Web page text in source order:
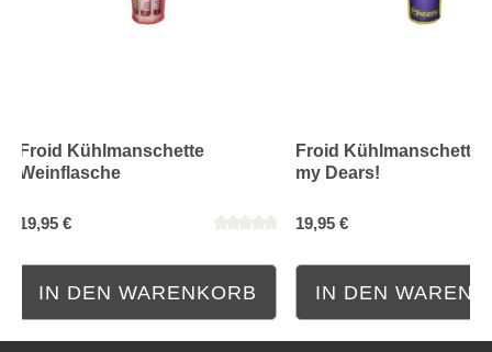
Froid Kühlmanschette
Weinflasche
19,95 €
IN DEN WARENKORB
Froid Kühlmanschette
my Dears!
19,95 €
IN DEN